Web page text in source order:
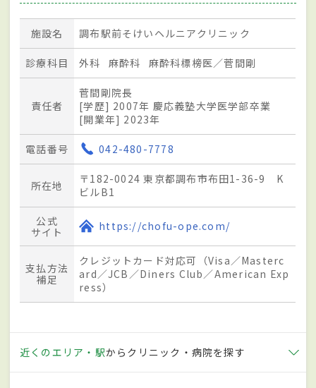
施設名 調布駅前そけいヘルニアクリニック
診療科目 外科 麻酔科 麻酔科標榜医／菅間剛
責任者
菅間剛院長
[学歴] 2007年 慶応義塾大学医学部卒業
[開業年] 2023年
電話番号 042-480-7778
所在地
〒182-0024 東京都調布市布田1-36-9 K
ビルB1
公式
サイト
https://chofu-ope.com/
支払方法
補足
クレジットカード対応可（Visa／Masterc
ard／JCB／Diners Club／American Exp
ress）
近くのエリア・駅からクリニック・病院を探す